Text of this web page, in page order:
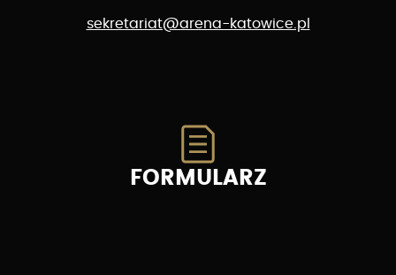
sekretariat@arena-katowice.pl
FORMULARZ